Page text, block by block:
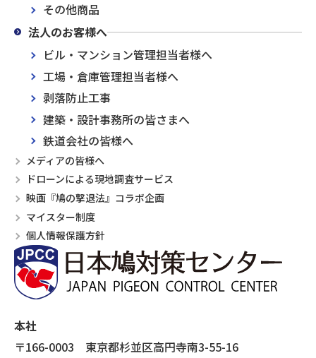
本社
〒166-0003 東京都杉並区高円寺南3-55-16
その他商品
法人のお客様へ
ビル・マンション管理担当者様へ
工場・倉庫管理担当者様へ
剥落防止工事
建築・設計事務所の皆さまへ
鉄道会社の皆様へ
メディアの皆様へ
ドローンによる現地調査サービス
映画『鳩の撃退法』コラボ企画
マイスター制度
個人情報保護方針